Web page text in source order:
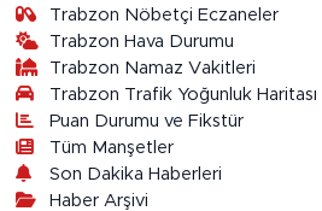
Trabzon Nöbetçi Eczaneler
Trabzon Hava Durumu
Trabzon Namaz Vakitleri
Trabzon Trafik Yoğunluk Haritası
Puan Durumu ve Fikstür
Tüm Manşetler
Son Dakika Haberleri
Haber Arşivi